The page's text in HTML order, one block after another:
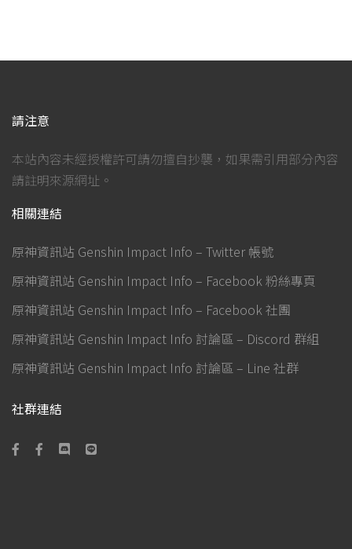
請注意
本站內容未經授權許可請勿擅自抄襲，如果需引用部分內容
請註明來源網址。
相關連結
原神資訊站 Genshin Impact Info – Twitter 帳號
原神資訊站 Genshin Impact Info – Facebook 粉絲專頁
原神資訊站 Genshin Impact Info – Facebook 社團
原神資訊站 Genshin Impact Info 討論區 – Discord 群組
原神資訊站 Genshin Impact Info 討論區 – Line 社群
社群連結